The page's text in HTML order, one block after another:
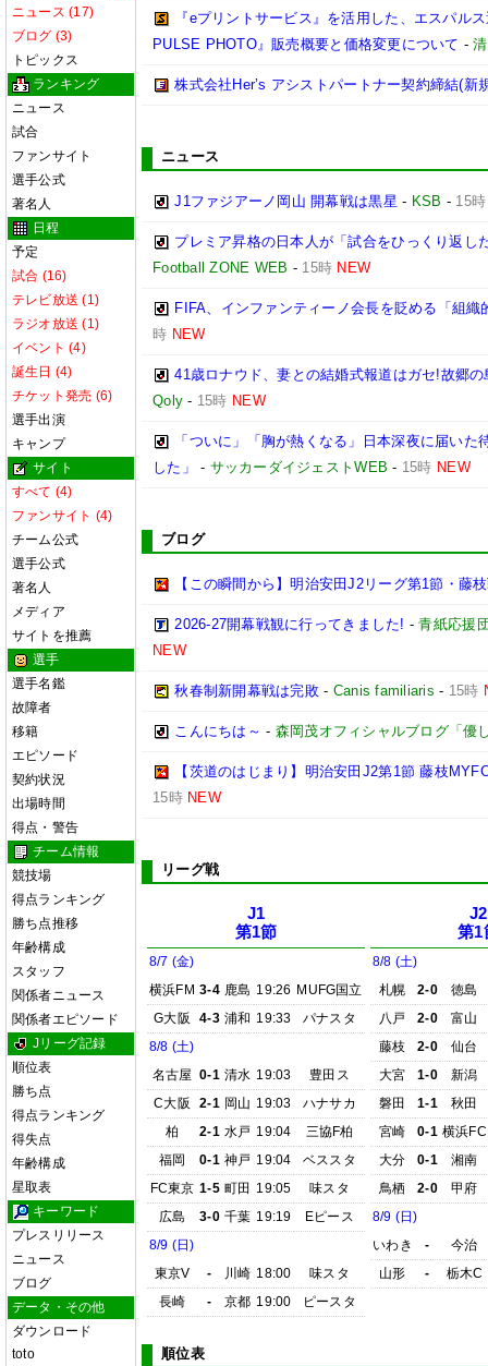
ニュース (17)
ブログ (3)
トピックス
ランキング
ニュース
試合
ファンサイト
選手公式
著名人
日程
予定
試合 (16)
テレビ放送 (1)
ラジオ放送 (1)
イベント (4)
誕生日 (4)
チケット発売 (6)
選手出演
キャンプ
サイト
すべて (4)
ファンサイト (4)
チーム公式
選手公式
著名人
メディア
サイトを推薦
選手
選手名鑑
故障者
移籍
エピソード
契約状況
出場時間
得点・警告
チーム情報
競技場
得点ランキング
勝ち点推移
年齢構成
スタッフ
関係者ニュース
関係者エピソード
Jリーグ記録
順位表
勝ち点
得点ランキング
得失点
年齢構成
星取表
キーワード
プレスリリース
ニュース
ブログ
データ・その他
ダウンロード
toto
『eプリントサービス』を活用した、エスパル
PULSE PHOTO』販売概要と価格変更について -
株式会社Her’s アシストパートナー契約締結(新
ニュース
J1ファジアーノ岡山 開幕戦は黒星 - KSB - 15時
プレミア昇格の日本人が「試合をひっくり返
Football ZONE WEB - 15時 NEW
FIFA、インファンティーノ会長を貶める「組
時 NEW
41歳ロナウド、妻との結婚式報道はガセ!故郷
Qoly - 15時 NEW
「ついに」「胸が熱くなる」日本深夜に届い
した」
- サッカーダイジェストWEB - 15時 NEW
ブログ
【この瞬間から】明治安田J2リーグ第1節・藤
2026-27開幕戦観に行ってきました! -青紙応援
NEW
秋春制新開幕戦は完敗- Canis familiaris - 15時
こんにちは～ - 森岡茂オフィシャルブログ「優
【茨道のはじまり】明治安田J2第1節 藤枝
15時 NEW
リーグ戦
J1
第1節
8/7 (金)
横浜FM 3-4 鹿島 19:26 MUFG国立
G大阪
4-3 浦和 19:33
パナスタ
8/8 (土)
名古屋 0-1 清水 19:03
豊田ス
C大阪
2-1 岡山 19:03
ハナサカ
柏
2-1 水戸 19:04
三協F柏
福岡
0-1 神戸 19:04
ベススタ
FC東京 1-5 町田 19:05
味スタ
広島
3-0 千葉 19:19
Eピース
8/9 (日)
東京V
- 川崎 18:00
味スタ
長崎
- 京都 19:00 ピースタ
J2
第1
8/8 (土)
札幌
2-0
徳島
八戸
2-0
富山
藤枝
2-0
仙台
大宮
1-0
新潟
磐田
1-1
秋田
宮崎
0-1 横浜FC
大分
0-1
湘南
鳥栖
2-0
甲府
8/9 (日)
いわき
-
今治
山形
- 栃木C
順位表